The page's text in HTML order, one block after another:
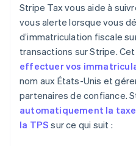
Stripe Tax vous aide à
vous alerte lorsque vous
d’immatriculation fiscale
transactions sur Stripe.
effectuer vos
nom aux États-Unis et
partenaires de confiance.
automatiquement la
la TPS sur ce qui suit :